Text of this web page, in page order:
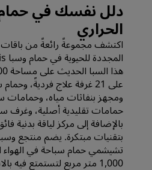
الحراري
اكتشف مجموعةً رائعةً من
على 21 غرفة علاج فرديةً،
ومجهز بنفاثات مياه، وحمامات
حمامات تقليدية أصلية، وغرف
بالإضافة إلى مركز لياقة بدنية
بتقنيات مبتكرة. يضم منتجع
تشيشمي حمام سباحة في
1,000 متر مربع لتستمتع فيه بالانتعاش.